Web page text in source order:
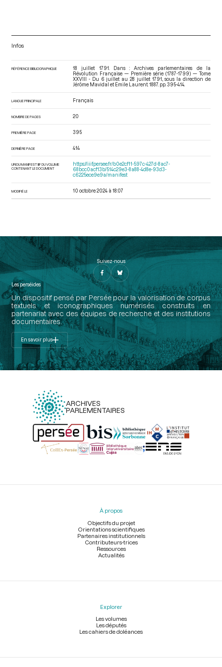
Infos
RÉFÉRENCE BIBLIOGRAPHIQUE
18 juillet 1791. Dans : Archives parlementaires de la
Révolution Française — Première série (1787-1799) — Tome
XXVIII - Du 6 juillet au 28 juillet 1791.
, sous la direction de
Jérôme Mavidal et Emile Laurent. 1887. pp. 395-414.
LANGUE PRINCIPALE Français
NOMBRE DE PAGES 20
PREMIÈRE PAGE 395
DERNIÈRE PAGE 414
URI DU MANIFEST IIIF DU VOLUME
CONTENANT LE DOCUMENT
https://iiif.persee.fr/b0e2cf11-597c-427d-8ac7-
68bcc0acf13b/514c29e3-8a88-4d8e-93d3-
c6225ece9e9a/manifest
MODIFIÉ LE 10 octobre 2024 à 18:07
Suivez-nous
Les perséides
Un dispositif pensé par Persée pour la valorisation de corpus
textuels et iconographiques numérisés construits en
partenariat avec des équipes de recherche et des institutions
documentaires.
En savoir plus
ARCHIVES
PARLEMENTAIRES
Menu
À propos
Objectifs du projet
Orientations scientifiques
Partenaires institutionnels
Contributeurs-trices
Ressources
Actualités
Explorer
Les volumes
Les députés
Les cahiers de doléances